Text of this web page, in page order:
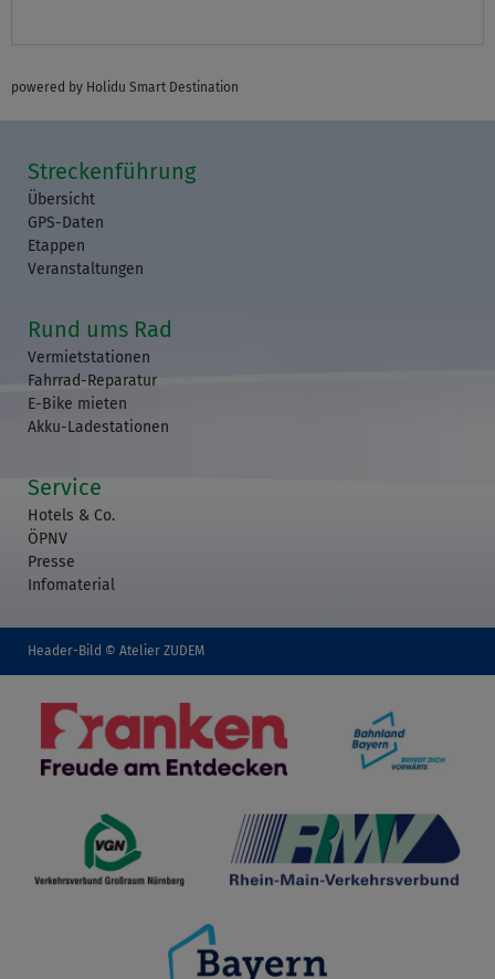
powered by Holidu Smart Destination
Streckenführung
Übersicht
GPS-Daten
Etappen
Veranstaltungen
Rund ums Rad
Vermietstationen
Fahrrad-Reparatur
E-Bike mieten
Akku-Ladestationen
Service
Hotels & Co.
ÖPNV
Presse
Infomaterial
Header-Bild © Atelier ZUDEM